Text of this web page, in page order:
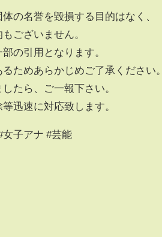
の名誉を毀損する目的はなく、
ございません。
の引用となります。
ためあらかじめご了承ください。
たら、ご一報下さい。
迅速に対応致します。
女子アナ #芸能